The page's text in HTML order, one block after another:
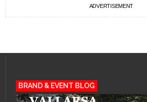
ADVERTISEMENT
BRAND & EVENT BLOG